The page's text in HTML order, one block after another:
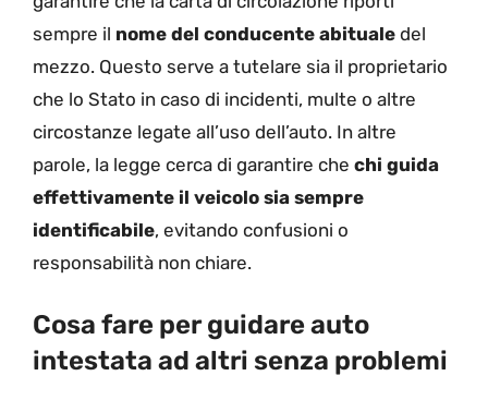
sempre il nome del conducente abituale del
mezzo. Questo serve a tutelare sia il proprietario
che lo Stato in caso di incidenti, multe o altre
circostanze legate all’uso dell’auto. In altre
parole, la legge cerca di garantire che chi guida
effettivamente il veicolo sia sempre
identificabile, evitando confusioni o
responsabilità non chiare.
Cosa fare per guidare auto
intestata ad altri senza problemi